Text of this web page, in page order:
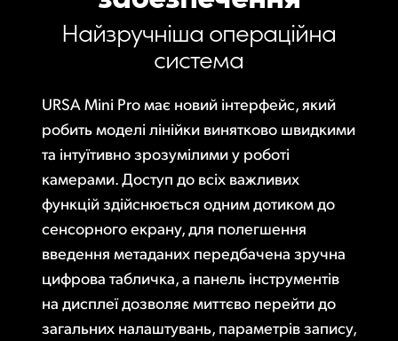
Постобробка
Характеристики
Hong Kong SAR, China
Italy
Korea
Найзручніша операційна
система
URSA Mini Pro має новий інтерфейс, який
робить моделі лінійки винятково швидкими
та інтуїтивно зрозумілими у роботі
камерами. Доступ до всіх важливих
функцій здійснюється одним дотиком до
сенсорного екрану, для полегшення
введення метаданих передбачена зручна
цифрова табличка, а панель інструментів
на дисплеї дозволяє миттєво перейти до
загальних налаштувань, параметрів запису,